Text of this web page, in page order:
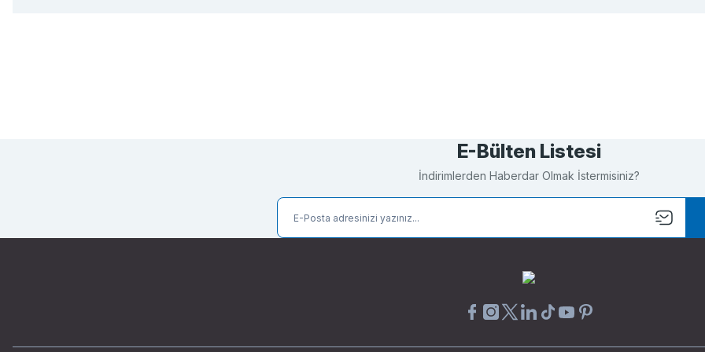
E-Bülten Listesi
İndirimlerden Haberdar Olmak İstermisiniz?